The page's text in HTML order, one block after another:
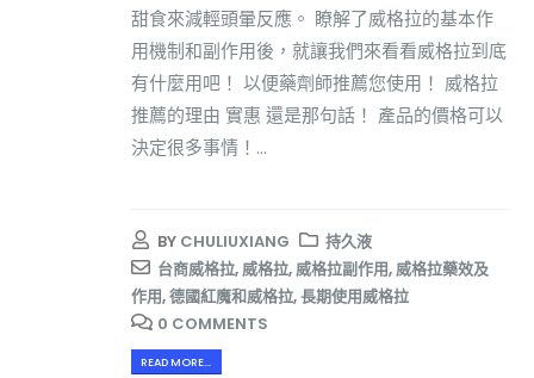
甜食來減輕頭暈反應。 瞭解了威格拉的基本作
用機制和副作用後，就讓我們來看看威格拉到底
有什麼用吧！ 以便藥劑師推薦您使用！ 威格拉
推薦的理由 實惠 還是那句話！ 產品的價格可以
決定很多事情！...
BY CHULIUXIANG
持久液
台商威格拉,威格拉,威格拉副作用,威格拉藥效及
作用,德國紅魔和威格拉,長期使用威格拉
0 COMMENTS
READ MORE...